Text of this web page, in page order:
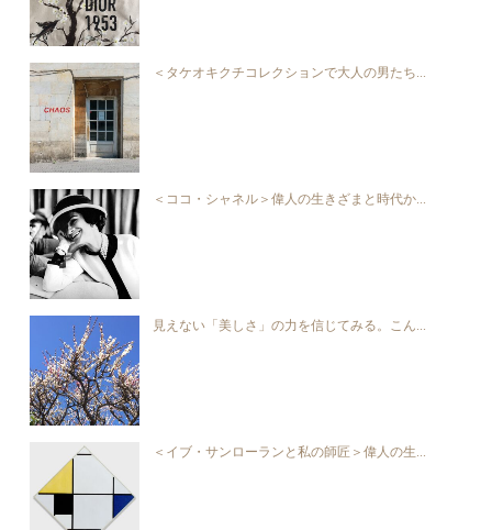
＜タケオキクチコレクションで大人の男たち...
＜ココ・シャネル＞偉人の生きざまと時代か...
見えない「美しさ」の力を信じてみる。こん...
＜イブ・サンローランと私の師匠＞偉人の生...